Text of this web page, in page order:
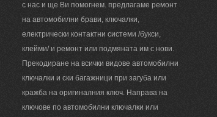
с нас и ще Ви помогнем. предлагаме ремонт
на автомобилни брави, ключалки,
електрически контактни системи /букси,
клейми/ и ремонт или подмяната им с нови.
Прекодиране на всички видове автомобилни
ключалки и ски багажници при загуба или
кражба на оригиналния ключ. Направа на
ключове по автомобилни ключалки или